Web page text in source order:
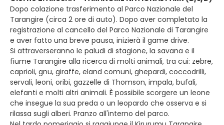
Dopo colazione trasferimento al Parco Nazionale del
Tarangire (circa 2 ore di auto). Dopo aver completato la
registrazione al cancello del Parco Nazionale di Tarangire
e aver fatto una breve pausa, inizierà il game drive.
Si attraverseranno le paludi di stagione, la savana e il
fiume Tarangire alla ricerca di molti animali, tra cui: zebre,
caprioli, gnu, giraffe, eland comuni, ghepardi, coccodrilli,
servali, leoni, oribi, gazzelle di Thomson, impala, bufali,
elefanti e molti altri animali. È possibile scorgere un leone
che insegue la sua preda o un leopardo che osserva e si
rilassa sugli alberi. Pranzo all'interno del parco.